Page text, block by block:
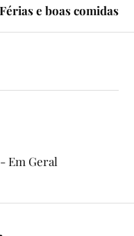
Férias e boas comidas
Em Geral